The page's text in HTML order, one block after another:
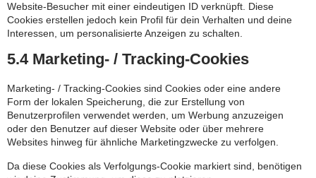
Website-Besucher mit einer eindeutigen ID verknüpft. Diese
Cookies erstellen jedoch kein Profil für dein Verhalten und deine
Interessen, um personalisierte Anzeigen zu schalten.
5.4 Marketing- / Tracking-Cookies
Marketing- / Tracking-Cookies sind Cookies oder eine andere
Form der lokalen Speicherung, die zur Erstellung von
Benutzerprofilen verwendet werden, um Werbung anzuzeigen
oder den Benutzer auf dieser Website oder über mehrere
Websites hinweg für ähnliche Marketingzwecke zu verfolgen.
Da diese Cookies als Verfolgungs-Cookie markiert sind, benötigen